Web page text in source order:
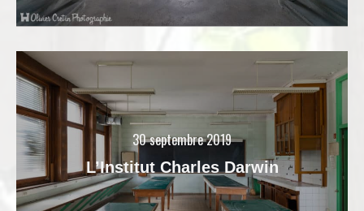
30 septembre 2019
L’Institut Charles Darwin